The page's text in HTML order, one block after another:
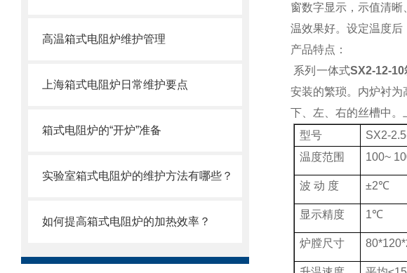
高温箱式电阻炉维护管理
上海箱式电阻炉日常维护要点
箱式电阻炉的“开炉”准备
实验室箱式电阻炉的维护方法有哪些？
如何提高箱式电阻炉的加热效率？
窗数字显示，示值清晰
温效果好。设定温度
产品特点：
系列一体式SX2-12-
安装的繁琐。 内炉衬为
下、左、右的丝槽中
型号
SX2-
温度范围
100~
波 动 度 ±2℃
显示精度 1℃
炉膛尺寸